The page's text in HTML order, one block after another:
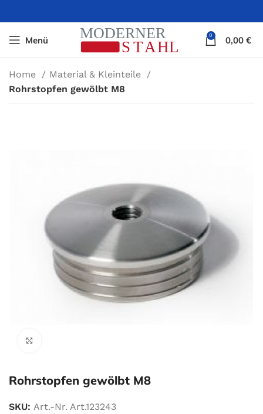
Menü 0 0,00 €
Home
Material & Kleinteile
Rohrstopfen gewölbt M8
Rohrstopfen gewölbt M8
SKU: Art.-Nr. Art.123243